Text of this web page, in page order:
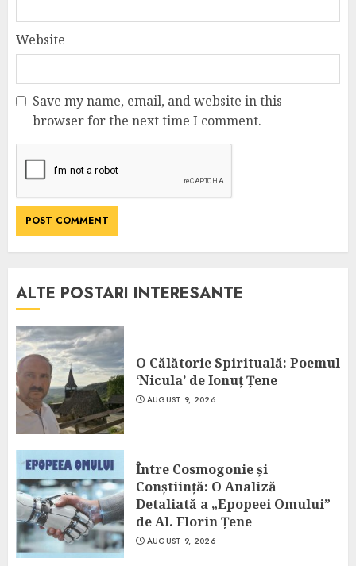
Website
Save my name, email, and website in this
browser for the next time I comment.
ALTE POSTARI INTERESANTE
O Călătorie Spirituală: Poemul
‘Nicula’ de Ionuț Țene
AUGUST 9, 2026
Între Cosmogonie și
Conștiință: O Analiză
Detaliată a „Epopeei Omului”
de Al. Florin Țene
AUGUST 9, 2026